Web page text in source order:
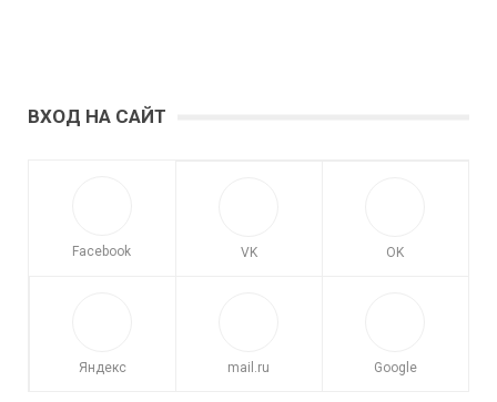
ВХОД НА САЙТ
Facebook VK OK
Яндекс mail.ru Google